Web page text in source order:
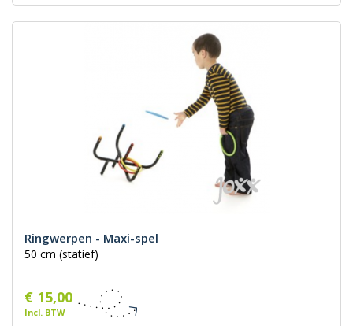
Ringwerpen - Maxi-spel
50 cm (statief)
€ 15,00
Incl. BTW